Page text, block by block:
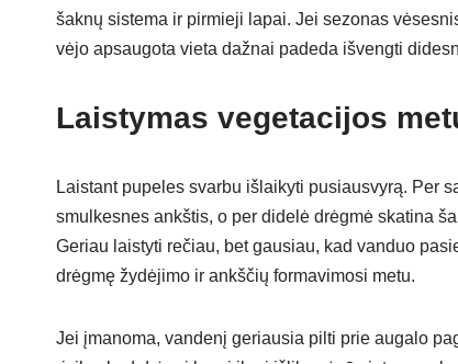
šaknų sistema ir pirmieji lapai. Jei sezonas
vėjo apsaugota vieta dažnai padeda išvengti
Laistymas vegetacijos
Laistant pupeles svarbu išlaikyti pusiausvyrą. Per
smulkesnes ankštis, o per didelė drėgmė skatina
Geriau laistyti rečiau, bet gausiau, kad vanduo
drėgmę žydėjimo ir ankščių formavimosi metu.
Jei įmanoma, vandenį geriausia pilti prie augalo